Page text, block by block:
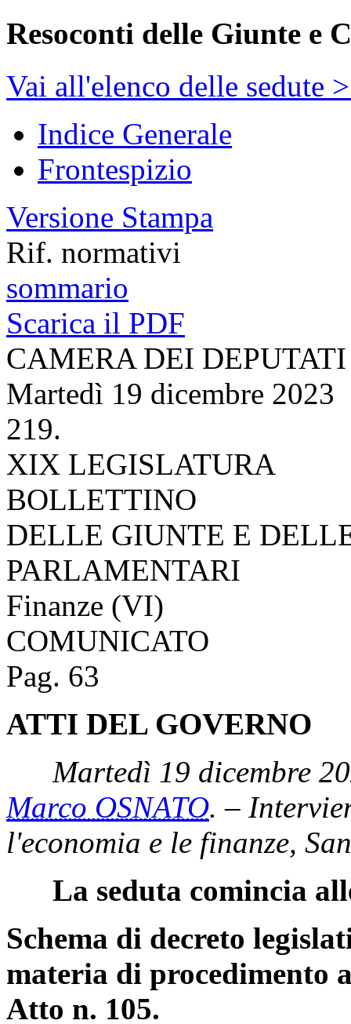
Resoconti delle Giunte e
Vai all'elenco delle sedute
Indice Generale
Frontespizio
Versione Stampa
Rif. normativi
sommario
Scarica il PDF
CAMERA DEI DEPUTATI
Martedì 19 dicembre 2023
219.
XIX LEGISLATURA
BOLLETTINO
DELLE GIUNTE E
PARLAMENTARI
Finanze (VI)
COMUNICATO
Pag. 63
ATTI DEL GOVERNO
Martedì 19 dicembre
Marco OSNATO. –
l'economia e le finanze,
La seduta comincia
Schema di decreto
materia di procedimento
Atto n. 105.